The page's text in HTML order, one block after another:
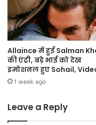
Allaince में हुई Salman
की एंट्री, बड़े भाई को देख
इमोशनल हुए Sohail,
1 week ago
Leave a Reply